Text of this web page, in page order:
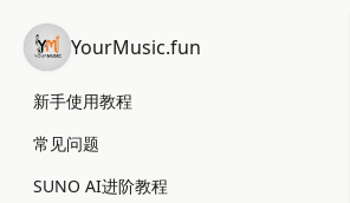
YourMusic.fun
新手使用教程
常见问题
SUNO AI进阶教程